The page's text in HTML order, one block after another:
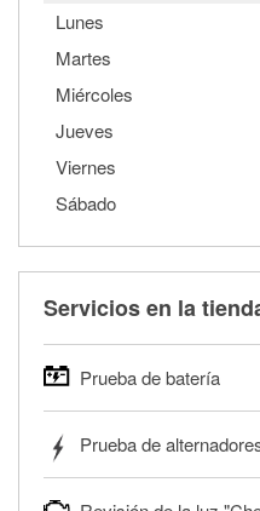
Lunes
Martes
Miércoles
Jueves
Viernes
Sábado
Servicios en la
Prueba de batería
autos, camionetas, SUVs,
pesados, y para deportes
pueden probarse dentro o
Prueba de